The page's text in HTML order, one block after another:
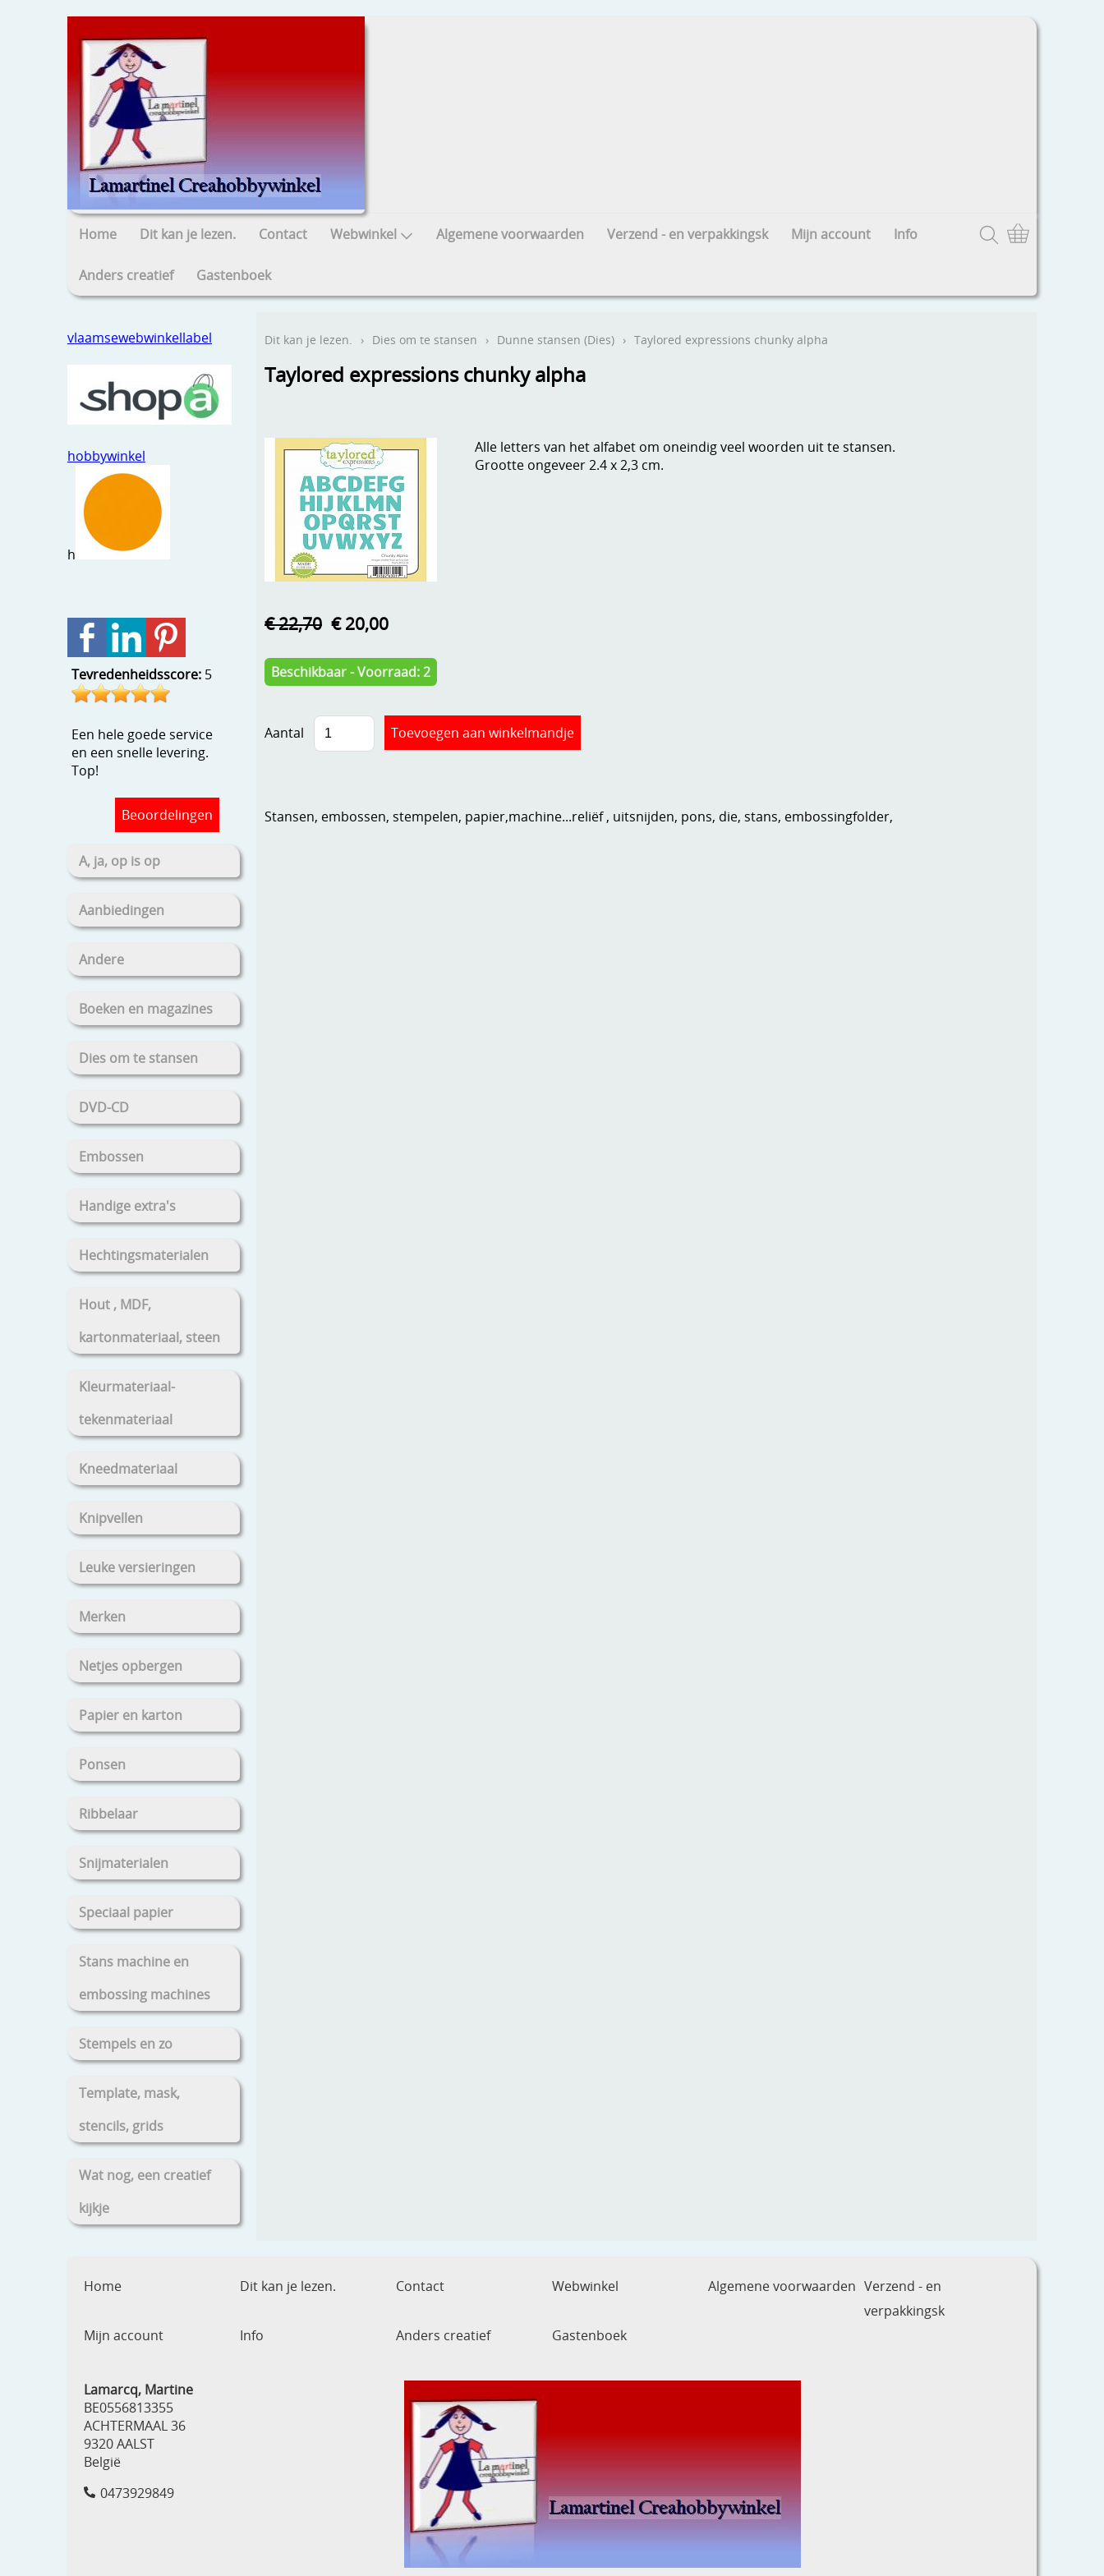
Home Dit kan je lezen. Contact Webwinkel Algemene voorwaarden Verzend - en verpakkingsk Mijn account Info
Anders creatief Gastenboek
vlaamsewebwinkellabel
hobbywinkel
h
Tevredenheidsscore: 5
Een hele goede service
en een snelle levering.
Top!
Beoordelingen
A, ja, op is op
Aanbiedingen
Andere
Boeken en magazines
Dies om te stansen
DVD-CD
Embossen
Handige extra's
Hechtingsmaterialen
Hout , MDF,
kartonmateriaal, steen
Kleurmateriaal-
tekenmateriaal
Kneedmateriaal
Knipvellen
Leuke versieringen
Merken
Netjes opbergen
Papier en karton
Ponsen
Ribbelaar
Snijmaterialen
Speciaal papier
Stans machine en
embossing machines
Stempels en zo
Template, mask,
stencils, grids
Wat nog, een creatief
kijkje
Dit kan je lezen. › Dies om te stansen › Dunne stansen (Dies) › Taylored expressions chunky alpha
Taylored expressions chunky alpha
Alle letters van het alfabet om oneindig veel woorden uit te stansen.
Grootte ongeveer 2.4 x 2,3 cm.
€ 22,70 € 20,00
Beschikbaar - Voorraad: 2
Aantal
Stansen, embossen, stempelen, papier,machine...reliëf , uitsnijden, pons, die, stans, embossingfolder,
Home Dit kan je lezen. Contact Webwinkel Algemene voorwaarden Verzend - en
verpakkingsk
Mijn account
Info Anders creatief Gastenboek
Lamarcq, Martine
BE0556813355
ACHTERMAAL 36
9320 AALST
België
0473929849